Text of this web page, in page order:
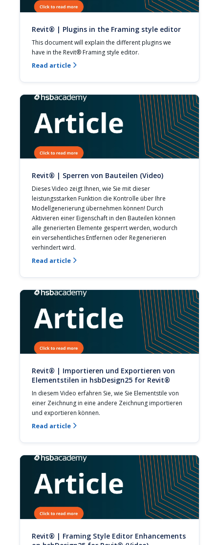
Revit® | Plugins in the Framing style editor
This document will explain the different plugins we
have in the Revit® Framing style editor.
Read article 
Revit® | Sperren von Bauteilen (Video)
Dieses Video zeigt Ihnen, wie Sie mit dieser
leistungsstarken Funktion die Kontrolle über Ihre
Modellgenerierung übernehmen können! Durch
Aktivieren einer Eigenschaft in den Bauteilen können
alle generierten Elemente gesperrt werden, wodurch
ein versehentliches Entfernen oder Regenerieren
verhindert wird.
Read article 
Revit® | Importieren und Exportieren von
Elementstilen in hsbDesign25 for Revit®
In diesem Video erfahren Sie, wie Sie Elementstile von
einer Zeichnung in eine andere Zeichnung importieren
und exportieren können.
Read article 
Revit® | Framing Style Editor Enhancements